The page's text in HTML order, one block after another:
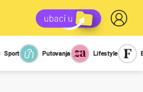
Kviz
Report
Sport Putovanja Lifestyle